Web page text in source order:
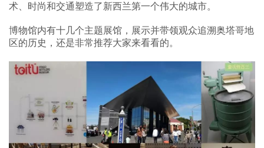
术、时尚和交通塑造了新西兰第一个伟大的城市。
博物馆内有十几个主题展馆，展示并带领观众追溯奥塔哥地
区的历史，还是非常推荐大家来看看的。